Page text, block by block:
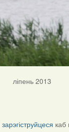
ліпень 2013
зарэгіструйцеся каб